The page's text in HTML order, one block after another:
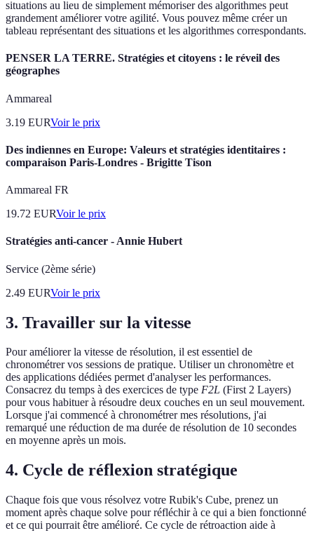
situations au lieu de simplement mémoriser des algorithmes peut
grandement améliorer votre agilité. Vous pouvez même créer un
tableau représentant des situations et les algorithmes correspondants.
PENSER LA TERRE. Stratégies et citoyens : le réveil des
géographes
Ammareal
3.19 EURVoir le prix
Des indiennes en Europe: Valeurs et stratégies identitaires :
comparaison Paris-Londres - Brigitte Tison
Ammareal FR
19.72 EURVoir le prix
Stratégies anti-cancer - Annie Hubert
Service (2ème série)
2.49 EURVoir le prix
3. Travailler sur la vitesse
Pour améliorer la vitesse de résolution, il est essentiel de
chronométrer vos sessions de pratique. Utiliser un chronomètre et
des applications dédiées permet d'analyser les performances.
Consacrez du temps à des exercices de type F2L (First 2 Layers)
pour vous habituer à résoudre deux couches en un seul mouvement.
Lorsque j'ai commencé à chronométrer mes résolutions, j'ai
remarqué une réduction de ma durée de résolution de 10 secondes
en moyenne après un mois.
4. Cycle de réflexion stratégique
Chaque fois que vous résolvez votre Rubik's Cube, prenez un
moment après chaque solve pour réfléchir à ce qui a bien fonctionné
et ce qui pourrait être amélioré. Ce cycle de rétroaction aide à